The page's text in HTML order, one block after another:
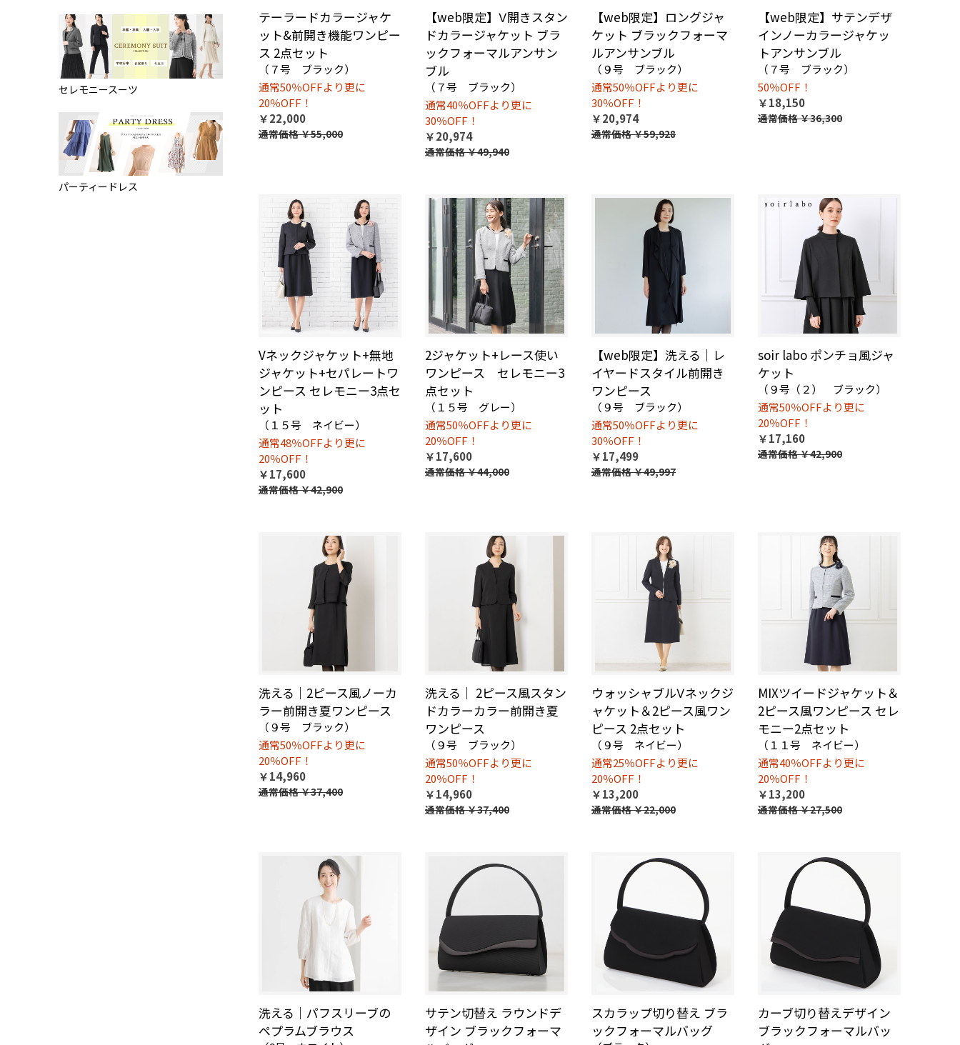
セレモニースーツ
パーティードレス
テーラードカラージャケ
ット&前開き機能ワンピー
ス 2点セット
（７号 ブラック）
通常50％OFFより更に
20％OFF！
￥22,000
通常価格￥55,000
【web限定】Ⅴ開きスタン
ドカラージャケット ブラ
ックフォーマルアンサン
ブル
（７号 ブラック）
通常40％OFFより更に
30％OFF！
￥20,974
通常価格￥49,940
【web限定】ロングジャ
ケット ブラックフォーマ
ルアンサンブル
（９号 ブラック）
通常50％OFFより更に
30％OFF！
￥20,974
通常価格￥59,928
【web限定】サテンデザ
インノーカラージャケッ
トアンサンブル
（７号 ブラック）
50％OFF！
￥18,150
通常価格￥36,300
Vネックジャケット+無地
ジャケット+セパレートワ
ンピース セレモニー3点セ
ット
（１５号 ネイビー）
通常48％OFFより更に
20％OFF！
￥17,600
通常価格￥42,900
2ジャケット+レース使い
ワンピース セレモニー3
点セット
（１５号 グレー）
通常50％OFFより更に
20％OFF！
￥17,600
通常価格￥44,000
【web限定】洗える｜レ
イヤードスタイル前開き
ワンピース
（９号 ブラック）
通常50％OFFより更に
30％OFF！
￥17,499
通常価格￥49,997
soir labo ポンチョ風ジャ
ケット
（９号（２） ブラック）
通常50％OFFより更に
20％OFF！
￥17,160
通常価格￥42,900
洗える｜2ピース風ノーカ
ラー前開き夏ワンピース
（９号 ブラック）
通常50％OFFより更に
20％OFF！
￥14,960
通常価格￥37,400
洗える｜ 2ピース風スタン
ドカラーカラー前開き夏
ワンピース
（９号 ブラック）
通常50％OFFより更に
20％OFF！
￥14,960
通常価格￥37,400
ウォッシャブルⅤネックジ
ャケット＆2ピース風ワン
ピース 2点セット
（９号 ネイビー）
通常25％OFFより更に
20％OFF！
￥13,200
通常価格￥22,000
MIXツイードジャケット＆
2ピース風ワンピース セレ
モニー2点セット
（１１号 ネイビー）
通常40％OFFより更に
20％OFF！
￥13,200
通常価格￥27,500
洗える｜パフスリーブの
ペプラムブラウス
サテン切替え ラウンドデ
ザイン ブラックフォーマ
スカラップ切り替え ブラ
ックフォーマルバッグ
カーブ切り替えデザイン
ブラックフォーマルバッ